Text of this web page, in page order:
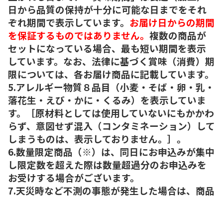
日から品質の保持が十分に可能な日までをそれ
ぞれ期間で表示しています。 お届け日からの期間
を保証するものではありません。 複数の商品が
セットになっている場合、最も短い期間を表示
しています。なお、法律に基づく賞味（消費）期
限については、各お届け商品に記載しています。
5.アレルギー物質８品目（小麦・そば・卵・乳・
落花生・えび・かに・くるみ）を表示していま
す。［原材料としては使用していないにもかかわ
らず、意図せず混入（コンタミネーション）して
しまうものは、表示しておりません。］。
6.数量限定商品（※）は、同日にお申込みが集中
し限定数を超えた際は数量超過分のお申込みを
お受けする場合がございます。
7.天災時など不測の事態が発生した場合は、商品